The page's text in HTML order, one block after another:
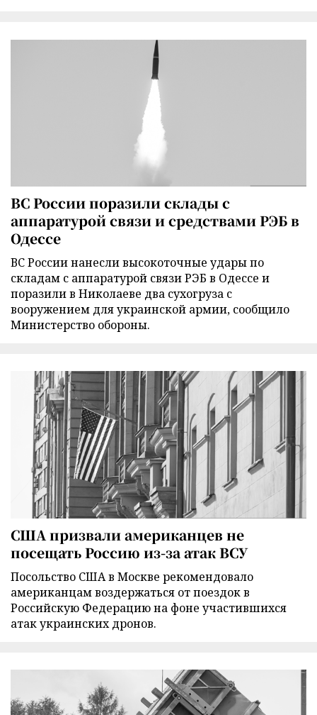
ВС России поразили склады с
аппаратурой связи и средствами РЭБ в
Одессе
ВС России нанесли высокоточные удары по
складам с аппаратурой связи РЭБ в Одессе и
поразили в Николаеве два сухогруза с
вооружением для украинской армии, сообщило
Министерство обороны.
США призвали американцев не
посещать Россию из-за атак ВСУ
Посольство США в Москве рекомендовало
американцам воздержаться от поездок в
Российскую Федерацию на фоне участившихся
атак украинских дронов.